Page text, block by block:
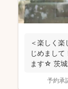
＜楽しく
じめまし
ます☆ 茨城
予約承